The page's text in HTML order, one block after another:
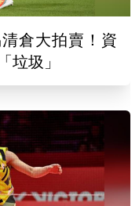
倉大拍賣！資
垃圾」